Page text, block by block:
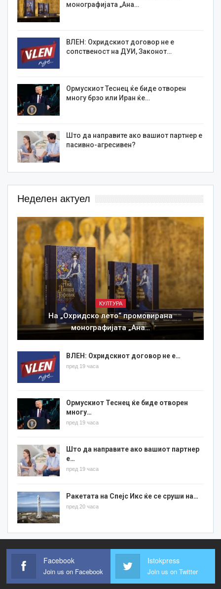
монографијата „Ана…
ВЛЕН: Охридскиот договор не е
сопственост на ДУИ, Законот…
Ормускиот Теснец ќе биде отворен
многу брзо или Иран ќе…
Што да направите ако вашиот партнер е
пасивно-агресивен?
Неделен актуел
КУЛТУРА
На „Охридско лето“ промовирана
монографијата „Ана…
ВЛЕН: Охридскиот договор не е…
пред 19 часа
Ормускиот Теснец ќе биде отворен
многу…
пред 19 часа
Што да направите ако вашиот партнер
е…
пред 19 часа
Ракетата на Спејс Икс ќе се сруши на…
пред 20 часа
Facebook
Join us on Facebook
Istokpress
Join us on Twitter